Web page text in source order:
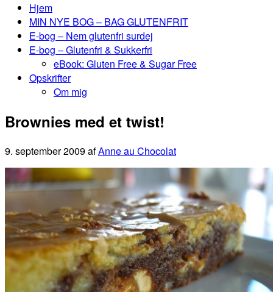
Hjem
MIN NYE BOG – BAG GLUTENFRIT
E-bog – Nem glutenfri surdej
E-bog – Glutenfri & Sukkerfri
eBook: Gluten Free & Sugar Free
Opskrifter
Om mig
Brownies med et twist!
9. september 2009afAnne au Chocolat